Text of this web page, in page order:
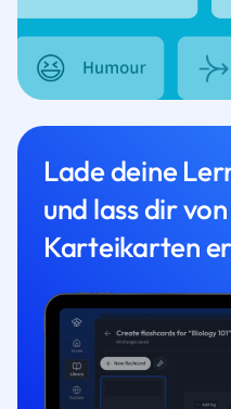
Lade deine
und lass dir
Karteikarten